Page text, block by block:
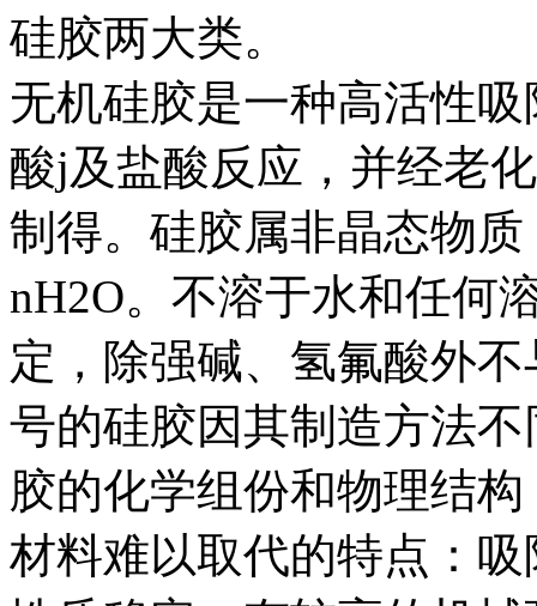
硅胶两大类。
无机硅胶是一种高活性
酸j及盐酸反应，并经老
制得。硅胶属非晶态物
nH2O。不溶于水和任何
定，除强碱、氢氟酸外
号的硅胶因其制造方法
胶的化学组份和物理结
材料难以取代的特点：